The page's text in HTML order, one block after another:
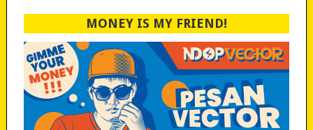
MONEY IS MY FRIEND!